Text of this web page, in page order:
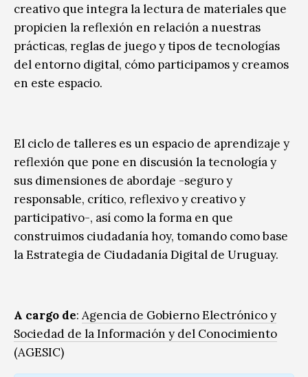
creativo que integra la lectura de materiales que
propicien la reflexión en relación a nuestras
prácticas, reglas de juego y tipos de tecnologías
del entorno digital, cómo participamos y creamos
en este espacio.
El ciclo de talleres es un espacio de aprendizaje y
reflexión que pone en discusión la tecnología y
sus dimensiones de abordaje -seguro y
responsable, crítico, reflexivo y creativo y
participativo-, así como la forma en que
construimos ciudadanía hoy, tomando como base
la Estrategia de Ciudadanía Digital de Uruguay.
A cargo de: Agencia de Gobierno Electrónico y
Sociedad de la Información y del Conocimiento
(AGESIC)